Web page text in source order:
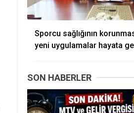
Sporcu sağlığının
yeni uygulamalar hayata
SON HABERLER